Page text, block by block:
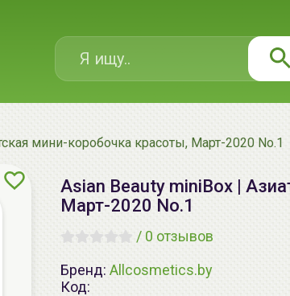
мини-коробочка красоты, Март-2020 No.1
Asian Beauty miniBox |
Март-2020 No.1
/ 0 отзывов
Бренд: Allcosmetics.by
Код: